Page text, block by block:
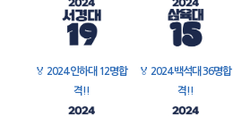
🏅 2024 인하대 12명합
격!!
🏅 2024 백석대 36명합
격!!